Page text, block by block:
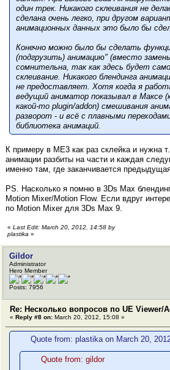
один трек. Никакого склеивания не
сделана очень легко, при другом
анимационных данных это было бы
Конечно можно было бы сделать
(подгрузить) анимацию" (вместо
сомнительна, так как здесь будет
склеивание. Никакого блендинга
не предоставляет. Хотя когда я
ведущий аниматор показывал в Максе
какой-то plugin/addon) смешивания
разворот - и всё с плавными
библиотека анимаций.
К примеру в ME3 как раз склейка и нужна
анимации разбиты на части и каждая
именно там, где заканчивается
PS. Насколько я помню в 3Ds Max
Motion Mixer/Motion Flow. Если вдруг
по Motion Mixer для 3Ds Max 9.
« Last Edit: March 20, 2012, 14:58 by
plastika »
Gildor
Administrator
Hero Member
Posts: 7956
Re: Несколько вопросов по UE Viewer/
« Reply #8 on: March 20, 2012, 15:08 »
Quote from: plastika on March 20,
Quote from: gildor